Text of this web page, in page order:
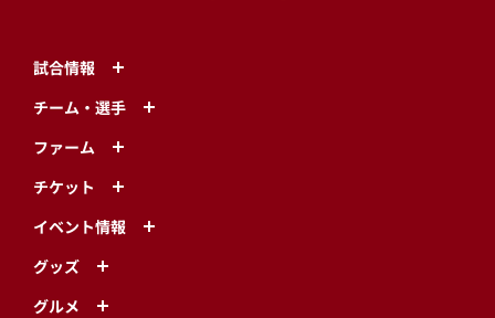
試合情報
チーム・選手
ファーム
チケット
イベント情報
グッズ
グルメ